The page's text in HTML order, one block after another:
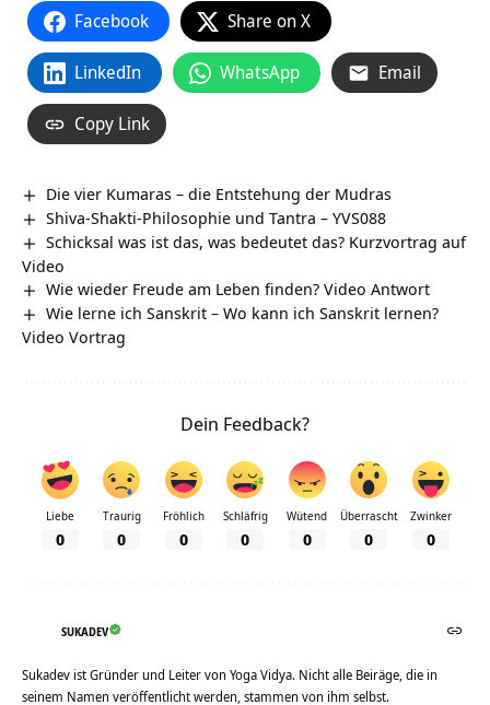
Facebook Share on X
LinkedIn WhatsApp Email
Copy Link
Die vier Kumaras – die Entstehung der Mudras
Shiva-Shakti-Philosophie und Tantra – YVS088
Schicksal was ist das, was bedeutet das? Kurzvortrag auf
Video
Wie wieder Freude am Leben finden? Video Antwort
Wie lerne ich Sanskrit – Wo kann ich Sanskrit lernen?
Video Vortrag
Dein Feedback?
Liebe
0
Traurig
0
Fröhlich
0
Schläfrig
0
Wütend
0
Überrascht
0
Zwinker
0
SUKADEV
Sukadev ist Gründer und Leiter von Yoga Vidya. Nicht alle Beiräge, die in
seinem Namen veröffentlicht werden, stammen von ihm selbst.